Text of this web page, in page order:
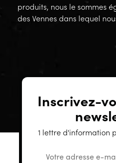
produits, nous le sommes
des Vennes dans lequel
Inscrivez-
1 lettre d'information